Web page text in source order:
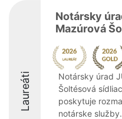
Laureáti
Notársky
Mazúrová
Notársky úrad
Šoltésová
poskytuje
notárske